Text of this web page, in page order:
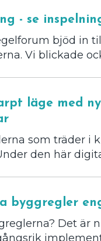
- se
bjöd in
Vi blickade
läge med
som träder i
den här
byggregler
Det